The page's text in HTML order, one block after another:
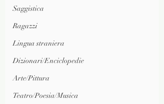
Saggistica
Ragazzi
Lingua straniera
Dizionari/Enciclopedie
Arte/Pittura
Teatro/Poesia/Musica